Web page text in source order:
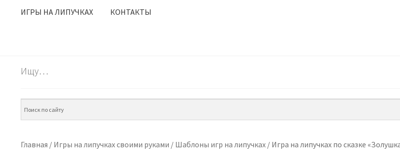
ИГРЫ НА ЛИПУЧКАХ КОНТАКТЫ
Ищу…
Главная / Игры на липучках своими руками / Шаблоны игр на липучках/ Игра на липучках по сказке